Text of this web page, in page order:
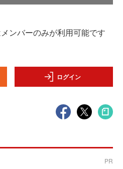
ンバーのみが利用可能です
ログイン
PR